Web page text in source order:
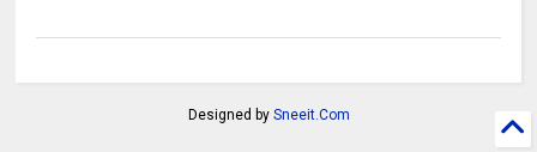
Designed by Sneeit.Com